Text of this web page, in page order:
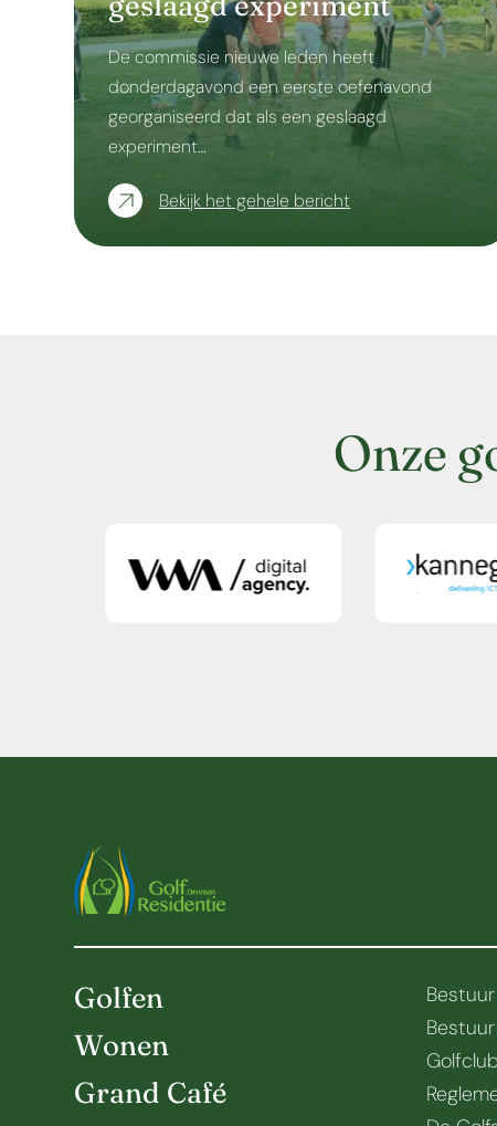
De commissie nieuwe leden heeft
donderdagavond een eerste oefenavond
georganiseerd dat als een geslaagd
experiment…
Bekijk het gehele bericht
Onze
Golfen
Wonen
Grand Café
Golfclub